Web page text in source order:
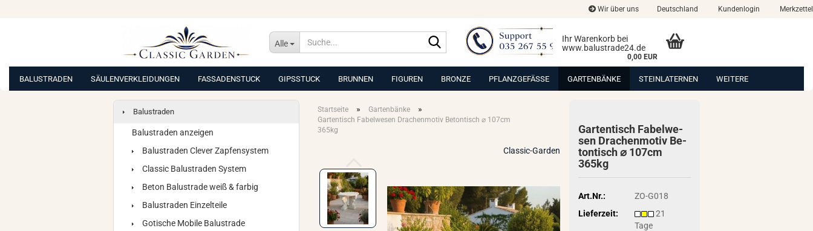
Wir über uns Deutschland Kundenlogin Merkzettel
Alle
Suche...
Ihr Warenkorb bei
www.balustrade24.de
0,00 EUR
BALUSTRADEN SÄULENVERKLEIDUNGEN FASSADENSTUCK GIPSSTUCK BRUNNEN FIGUREN BRONZE PFLANZGEFÄSSE GARTENBÄNKE STEINLATERNEN WEITERE
Startseite » Gartenbänke »
Gartentisch Fabelwesen Drachenmotiv Betontisch ⌀ 107cm
365kg
Classic-Garden
Gar­ten­tisch Fa­bel­we­
sen Dra­chen­mo­tiv Be­
ton­tisch ⌀ 107cm
365kg
Art.Nr.:
ZO-G018
Lieferzeit:
21
Tage
Balustraden
Balustraden anzeigen
Balustraden Clever Zapfensystem
Classic Balustraden System
Beton Balustrade weiß & farbig
Balustraden Einzelteile
Gotische Mobile Balustrade